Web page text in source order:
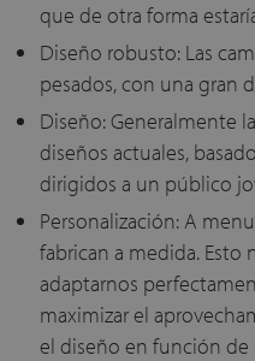
que de otra forma
Diseño robusto: Las
pesados, con una gran
Diseño: Generalmente
diseños actuales,
dirigidos a un público
Personalización: A
fabrican a medida.
adaptarnos
maximizar el
el diseño en función